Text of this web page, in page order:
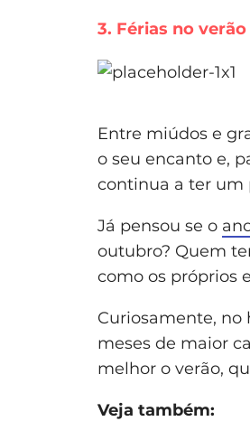
3. Férias no verão
Entre miúdos e
o seu encanto e,
continua a ter um
Já pensou se o
outubro? Quem
como os próprios
Curiosamente, no
meses de maior
melhor o verão,
Veja também: